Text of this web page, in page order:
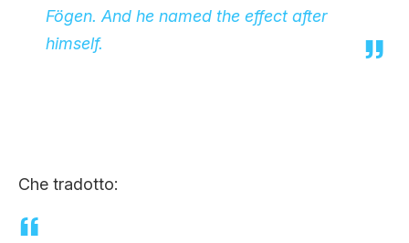
Fögen. And he named the effect after
himself.
Che tradotto: